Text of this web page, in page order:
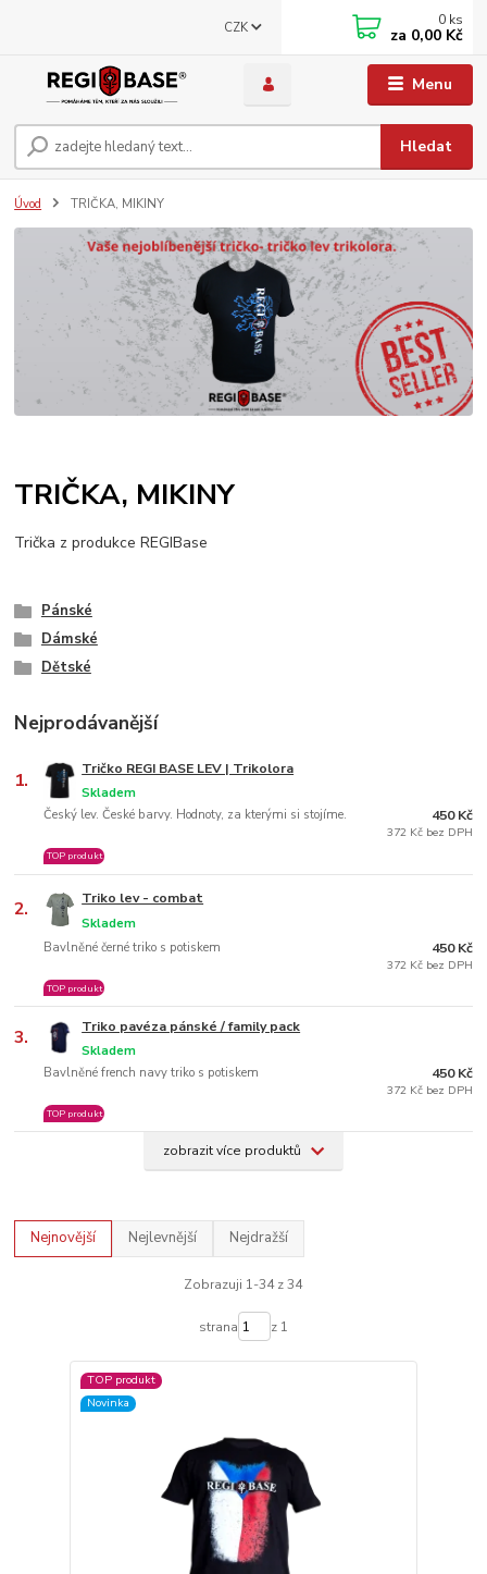
Menu
CZK
Hledat
0 ks
za 0,00 Kč
Úvod TRIČKA, MIKINY
TRIČKA, MIKINY
Trička z produkce REGIBase
Pánské
Dámské
Dětské
Nejprodávanější
1. Tričko REGI BASE LEV | Trikolora
Český lev. České barvy. Hodnoty, za kterými si stojíme.
Skladem
TOP produkt
450 Kč
372 Kč bez DPH
2. Triko lev - combat
Bavlněné černé triko s potiskem
Skladem
TOP produkt
450 Kč
372 Kč bez DPH
3. Triko pavéza pánské / family pack
Bavlněné french navy triko s potiskem
Skladem
TOP produkt
450 Kč
372 Kč bez DPH
zobrazit více produktů
Nejnovější Nejlevnější Nejdražší
Zobrazuji 1-34 z 34
strana z 1
TOP produkt
Novinka